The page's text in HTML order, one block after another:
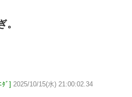
。
ﾀﾞ] 2025/10/15(水) 21:00:02.34